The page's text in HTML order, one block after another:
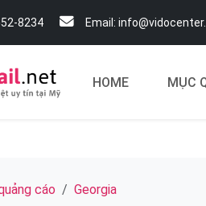
8234 Email:
HOME MỤC
cáo Georgia